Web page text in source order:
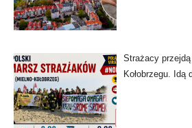
Strażacy
Kołobrzegu. Idą